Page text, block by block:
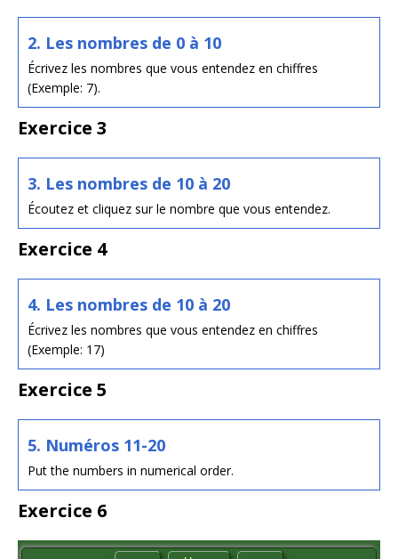
2. Les nombres de 0 à 10
Écrivez les nombres que vous entendez en chiffres
(Exemple: 7).
Exercice 3
3. Les nombres de 10 à 20
Écoutez et cliquez sur le nombre que vous entendez.
Exercice 4
4. Les nombres de 10 à 20
Écrivez les nombres que vous entendez en chiffres
(Exemple: 17)
Exercice 5
5. Numéros 11-20
Put the numbers in numerical order.
Exercice 6